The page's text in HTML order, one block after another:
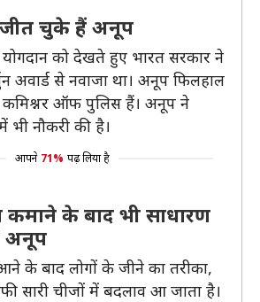
जीत चुके हैं अनूप
को देखते हुए भारत सरकार ने
अवार्ड से नवाजा था। अनूप फिलहाल
कमिश्नर ऑफ पुलिस हैं। अनूप ने
भी नौकरी की है।
आपने 71% पढ़ लिया है
के बाद भी साधारण
अनूप
के बाद लोगों के जीने का तरीका,
सारी चीजों में बदलाव आ जाता है।